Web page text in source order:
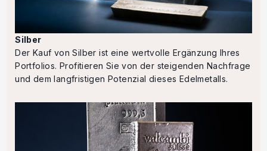
Silber
Der Kauf von Silber ist eine wertvolle Ergänzung Ihres
Portfolios. Profitieren Sie von der steigenden Nachfrage
und dem langfristigen Potenzial dieses Edelmetalls.